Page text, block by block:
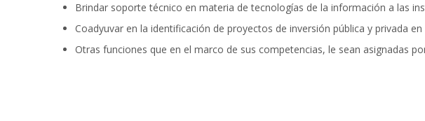
Brindar soporte técnico en materia de tecnologías de la información a las
Coadyuvar en la identificación de proyectos de inversión pública y privada
Otras funciones que en el marco de sus competencias, le sean asignadas